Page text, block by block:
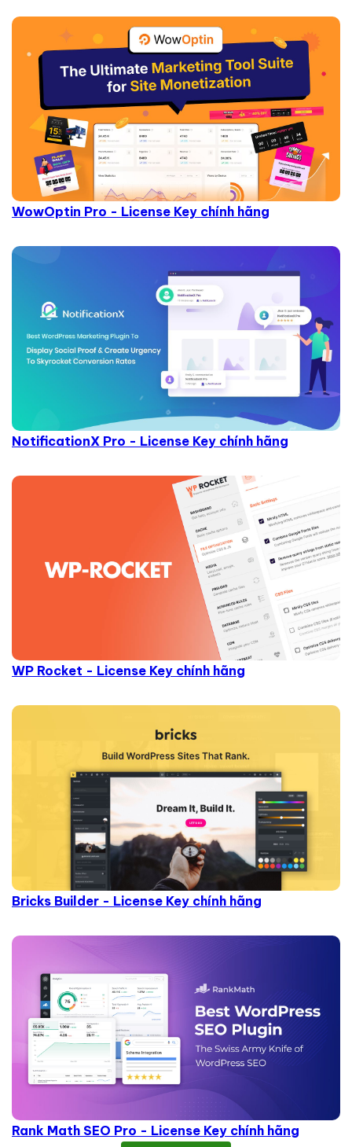
WowOptin Pro - License Key chính hãng
NotificationX Pro - License Key chính hãng
WP Rocket - License Key chính hãng
Bricks Builder - License Key chính hãng
Rank Math SEO Pro - License Key chính hãng